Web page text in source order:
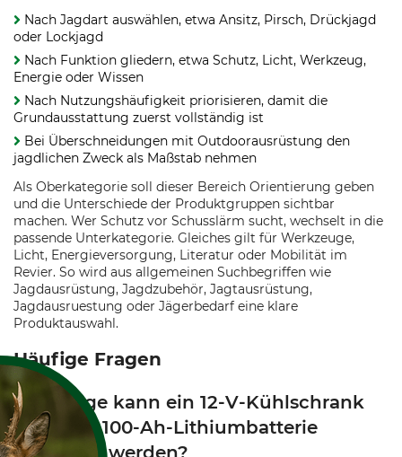
Nach Jagdart auswählen, etwa Ansitz, Pirsch, Drückjagd
oder Lockjagd
Nach Funktion gliedern, etwa Schutz, Licht, Werkzeug,
Energie oder Wissen
Nach Nutzungshäufigkeit priorisieren, damit die
Grundausstattung zuerst vollständig ist
Bei Überschneidungen mit Outdoorausrüstung den
jagdlichen Zweck als Maßstab nehmen
Als Oberkategorie soll dieser Bereich Orientierung geben
und die Unterschiede der Produktgruppen sichtbar
machen. Wer Schutz vor Schusslärm sucht, wechselt in die
passende Unterkategorie. Gleiches gilt für Werkzeuge,
Licht, Energieversorgung, Literatur oder Mobilität im
Revier. So wird aus allgemeinen Suchbegriffen wie
Jagdausrüstung, Jagdzubehör, Jagtausrüstung,
Jagdausruestung oder Jägerbedarf eine klare
Produktauswahl.
Häufige Fragen
Wie lange kann ein 12-V-Kühlschrank
mit einer 100-Ah-Lithiumbatterie
betrieben werden?